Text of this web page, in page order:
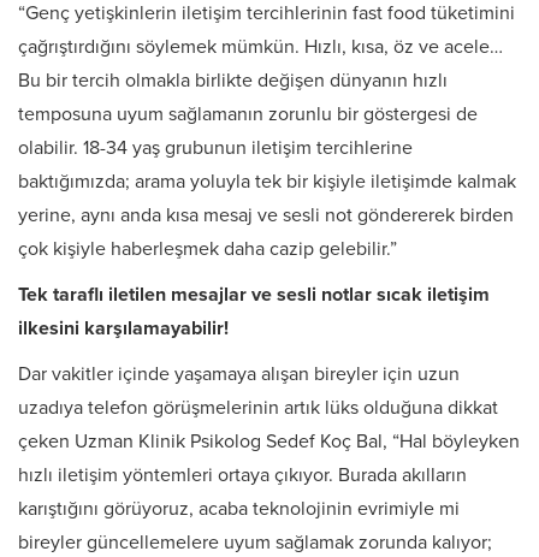
“Genç yetişkinlerin iletişim tercihlerinin fast food tüketimini
çağrıştırdığını söylemek mümkün. Hızlı, kısa, öz ve acele…
Bu bir tercih olmakla birlikte değişen dünyanın hızlı
temposuna uyum sağlamanın zorunlu bir göstergesi de
olabilir. 18-34 yaş grubunun iletişim tercihlerine
baktığımızda; arama yoluyla tek bir kişiyle iletişimde kalmak
yerine, aynı anda kısa mesaj ve sesli not göndererek birden
çok kişiyle haberleşmek daha cazip gelebilir.”
Tek taraflı iletilen mesajlar ve sesli notlar sıcak iletişim
ilkesini karşılamayabilir!
Dar vakitler içinde yaşamaya alışan bireyler için uzun
uzadıya telefon görüşmelerinin artık lüks olduğuna dikkat
çeken Uzman Klinik Psikolog Sedef Koç Bal, “Hal böyleyken
hızlı iletişim yöntemleri ortaya çıkıyor. Burada akılların
karıştığını görüyoruz, acaba teknolojinin evrimiyle mi
bireyler güncellemelere uyum sağlamak zorunda kalıyor;